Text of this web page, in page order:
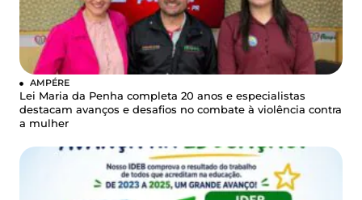
AMPÉRE
Lei Maria da Penha completa 20 anos e especialistas
destacam avanços e desafios no combate à violência contra
a mulher